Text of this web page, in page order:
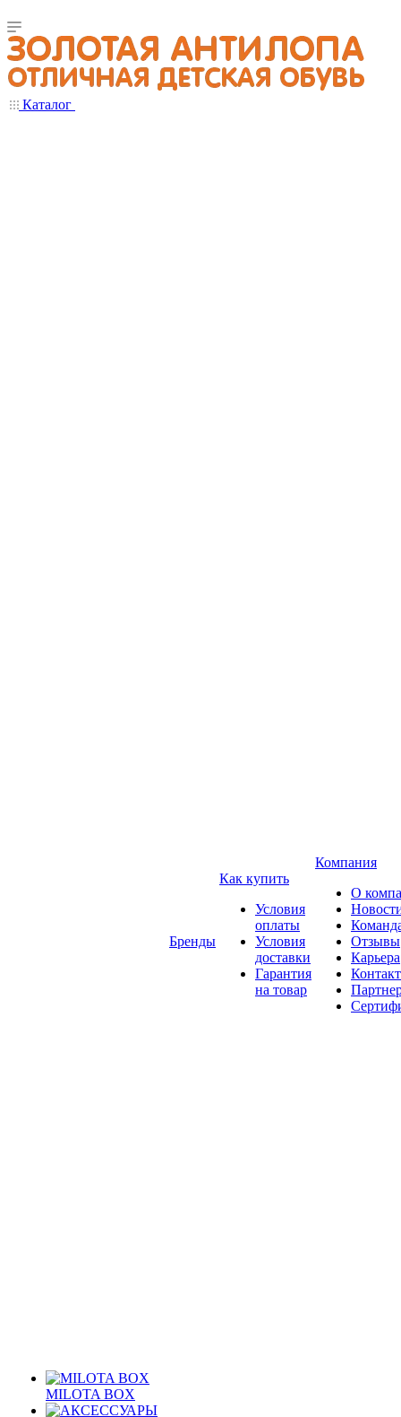
Каталог
MILOTA BOX
Бренды
Как купить
Условия
оплаты
Условия
доставки
Гарантия
на товар
Компания
О
Отзывы
Карьера